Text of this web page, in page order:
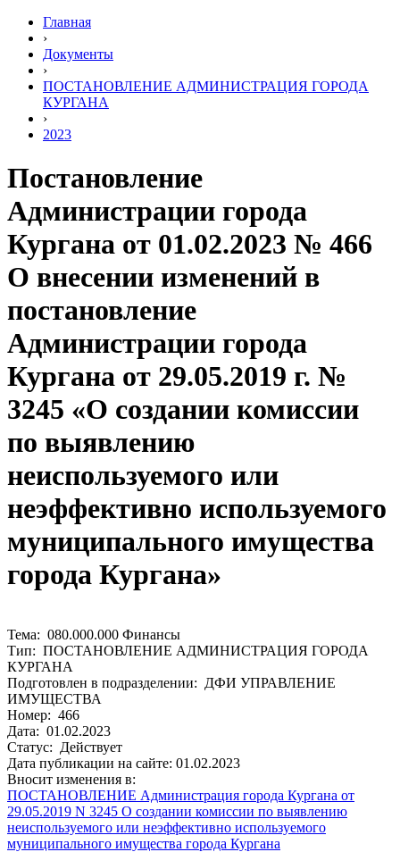
Главная
›
Документы
›
ПОСТАНОВЛЕНИЕ АДМИНИСТРАЦИЯ ГОРОДА
КУРГАНА
›
2023
Постановление
Администрации города
Кургана от 01.02.2023 № 466
О внесении изменений в
постановление
Администрации города
Кургана от 29.05.2019 г. №
3245 «О создании комиссии
по выявлению
неиспользуемого или
неэффективно используемого
муниципального имущества
города Кургана»
Тема: 080.000.000 Финансы
Тип: ПОСТАНОВЛЕНИЕ АДМИНИСТРАЦИЯ ГОРОДА
КУРГАНА
Подготовлен в подразделении: ДФИ УПРАВЛЕНИЕ
ИМУЩЕСТВА
Номер: 466
Дата: 01.02.2023
Статус: Действует
Дата публикации на сайте: 01.02.2023
Вносит изменения в:
ПОСТАНОВЛЕНИЕ Администрация города Кургана от
29.05.2019 N 3245 О создании комиссии по выявлению
неиспользуемого или неэффективно используемого
муниципального имущества города Кургана